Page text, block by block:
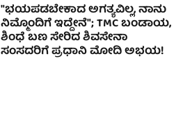
"ಭಯಪಡಬೇಕಾದ ಅಗತ್ಯವಿಲ್ಲ, ನಾನು
ನಿಮ್ಮೊಂದಿಗೆ ಇದ್ದೇನೆ"; TMC ಬಂಡಾಯ,
ಶಿಂಧೆ ಬಣ ಸೇರಿದ ಶಿವಸೇನಾ
ಸಂಸದರಿಗೆ ಪ್ರಧಾನಿ ಮೋದಿ ಅಭಯ!